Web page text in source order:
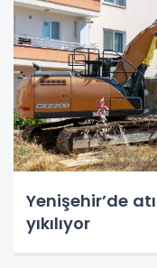
Yenişehir’de
yıkılıyor